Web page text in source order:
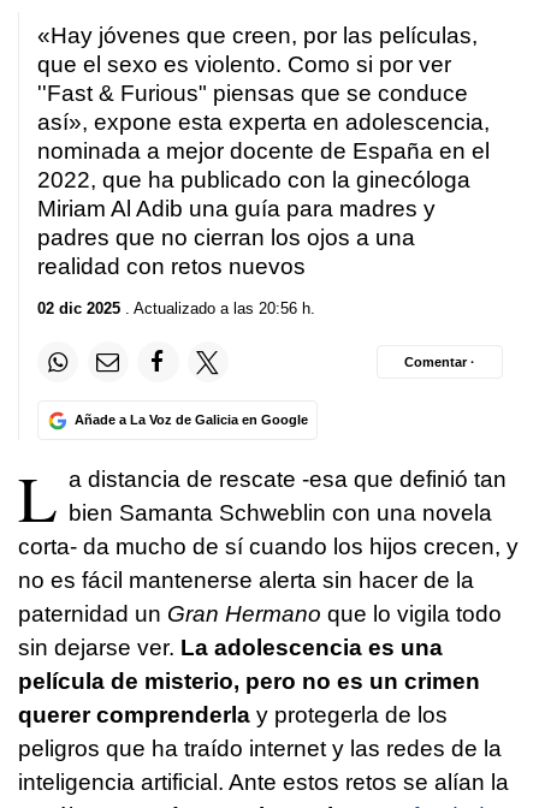
«Hay jóvenes que creen, por las películas,
que el sexo es violento. Como si por ver
''Fast & Furious" piensas que se conduce
así», expone esta experta en adolescencia,
nominada a mejor docente de España en el
2022, que ha publicado con la ginecóloga
Miriam Al Adib una guía para madres y
padres que no cierran los ojos a una
realidad con retos nuevos
02 dic 2025 . Actualizado a las 20:56 h.
Añade a La Voz de Galicia en Google
Comentar ·
L a distancia de rescate -esa que definió tan
bien Samanta Schweblin con una novela
corta- da mucho de sí cuando los hijos crecen, y
no es fácil mantenerse alerta sin hacer de la
paternidad un Gran Hermano que lo vigila todo
sin dejarse ver. La adolescencia es una
película de misterio, pero no es un crimen
querer comprenderla y protegerla de los
peligros que ha traído internet y las redes de la
inteligencia artificial. Ante estos retos se alían la